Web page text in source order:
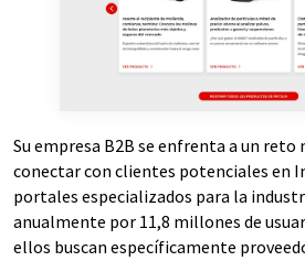
Su empresa B2B se enfrenta a un reto
conectar con clientes potenciales en
portales especializados para la
anualmente por 11,8 millones de
ellos buscan específicamente